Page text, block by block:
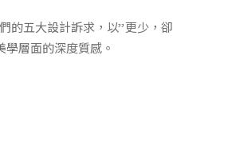
的五大設計訴求，以”更少，卻
層面的深度質感。